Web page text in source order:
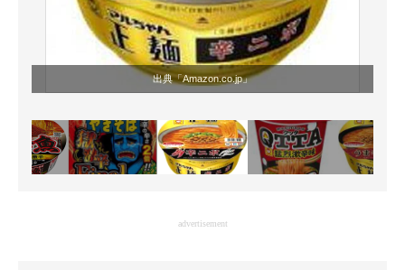
出典「Amazon.co.jp」
advertisement